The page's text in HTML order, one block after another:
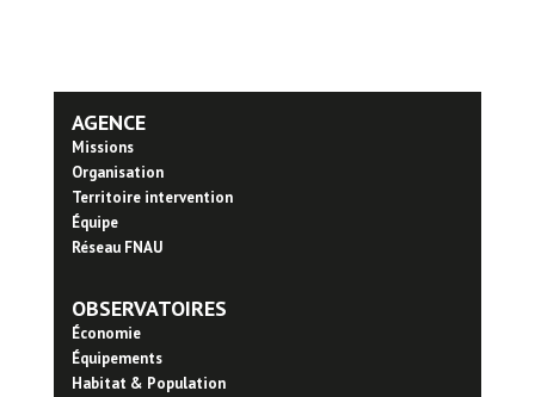
AGENCE
Missions
Organisation
Territoire intervention
Équipe
Réseau FNAU
OBSERVATOIRES
Économie
Équipements
Habitat & Population